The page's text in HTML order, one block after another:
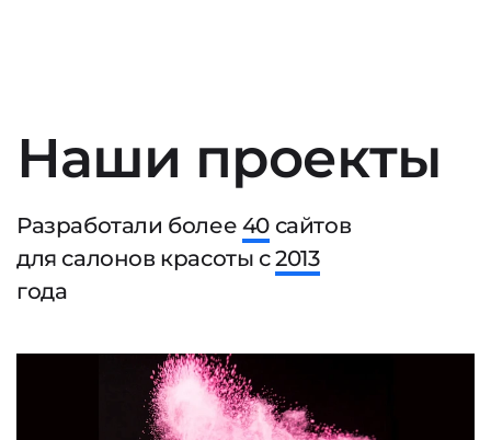
Наши проекты
Разработали более 40 сайтов
для салонов красоты с2013
года